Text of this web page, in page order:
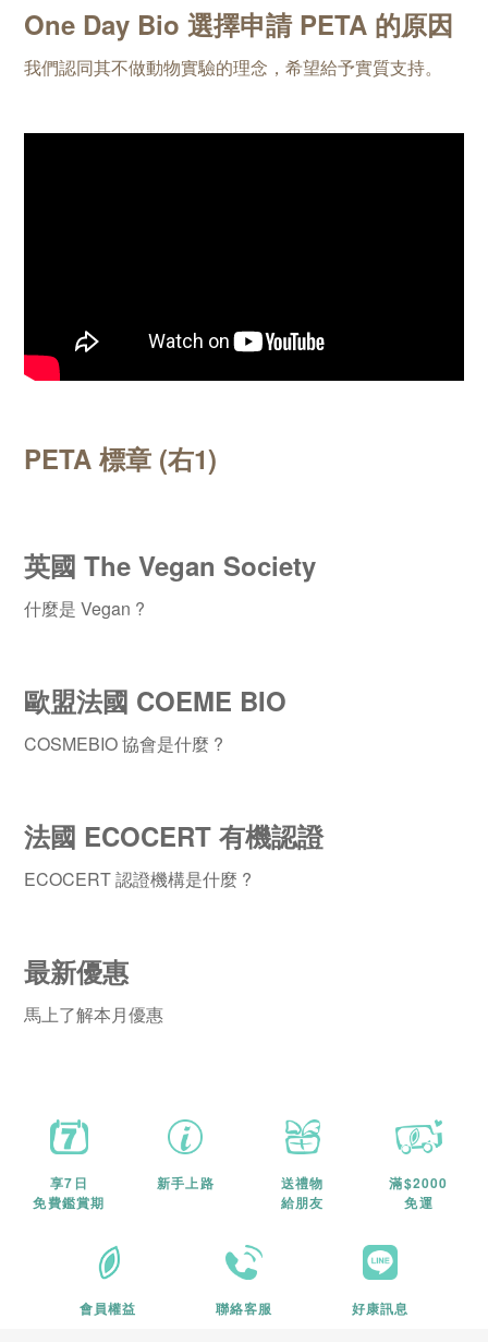
One Day Bio 選擇申請 PETA 的原因
我們認同其不做動物實驗的理念，希望給予實質支持。
PETA 標章 (右1)
英國 The Vegan Society
什麼是 Vegan ?
歐盟法國 COEME BIO
COSMEBIO 協會是什麼 ?
法國 ECOCERT 有機認證
ECOCERT 認證機構是什麼 ?
最新優惠
馬上了解本月優惠
享7日
免費鑑賞期
新手上路
送禮物
給朋友
滿$2000
免運
會員權益 聯絡客服 好康訊息